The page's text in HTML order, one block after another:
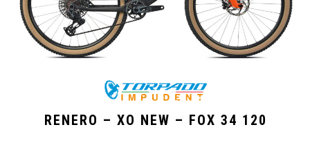
RENERO – XO NEW – FOX 34 120